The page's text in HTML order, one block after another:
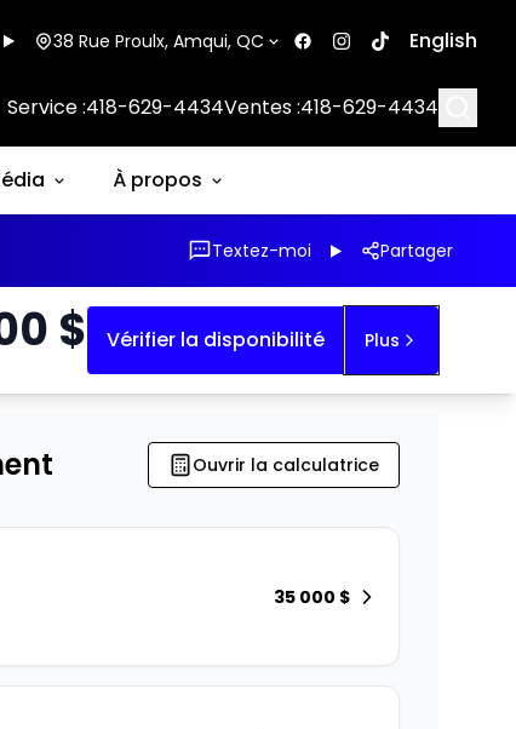
38 Rue Proulx, Amqui, QC English
Service :418-629-4434Ventes :418-629-4434
À propos
Textez-moi Partager
$ Vérifier la disponibilité Plus
Ouvrir la calculatrice
35 000 $